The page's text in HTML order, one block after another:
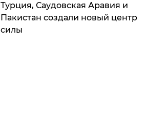
Турция, Саудовская Аравия и
Пакистан создали новый центр
силы